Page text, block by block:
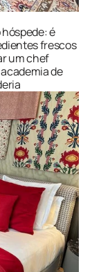
é
frescos
um chef
de